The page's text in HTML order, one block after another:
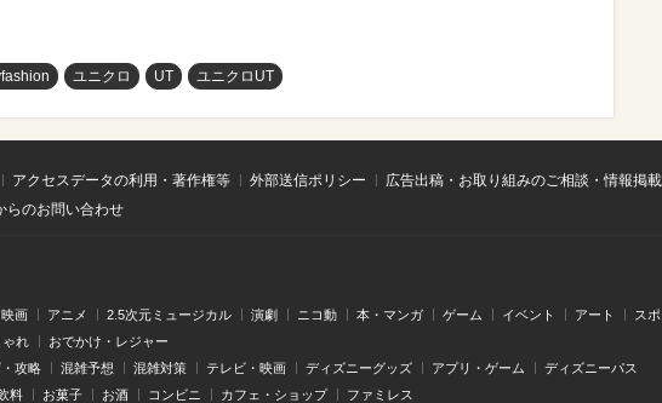
ユニクロ UT ユニクロUT
アクセスデータの利用・著作権等 外部送信ポリシー
広告出稿・お取り組みのご相談・情報掲
らのお問い合わせ
映画 アニメ 2.5次元ミュージカル 演劇 ニコ動 本・マンガ ゲーム イベント アート ス
ゃれ おでかけ・レジャー
攻略 混雑予想 混雑対策 テレビ・映画 ディズニーグッズ アプリ・ゲーム ディズニーパス
料 お菓子 お酒 コンビニ カフェ・ショップ ファミレス